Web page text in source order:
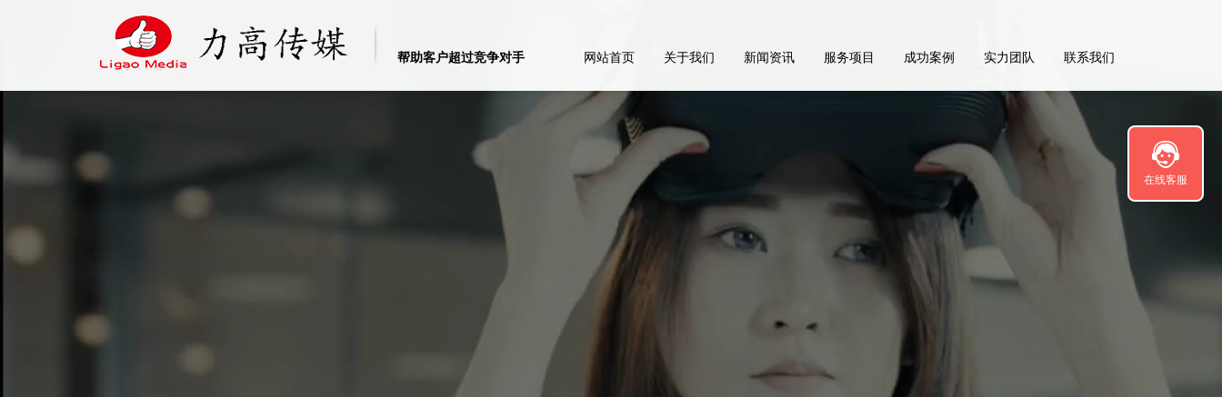
帮助客户超过竞争对手 网站首页 关于我们 新闻资讯 服务项目 成功案例 实力团队 联系我们
在线客服